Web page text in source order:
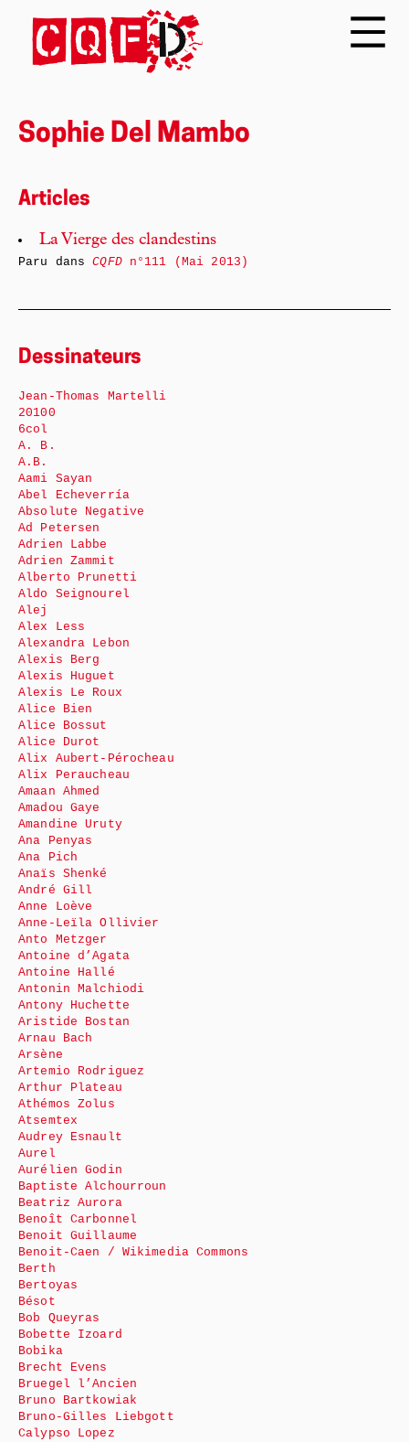
Sophie Del Mambo
Articles
La Vierge des clandestins
Paru dansCQFDn°111 (Mai 2013)
Dessinateurs
Jean-Thomas Martelli
20100
6col
A. B.
A.B.
Aami Sayan
Abel Echeverría
Absolute Negative
Ad Petersen
Adrien Labbe
Adrien Zammit
Alberto Prunetti
Aldo Seignourel
Alej
Alex Less
Alexandra Lebon
Alexis Berg
Alexis Huguet
Alexis Le Roux
Alice Bien
Alice Bossut
Alice Durot
Alix Aubert-Pérocheau
Alix Peraucheau
Amaan Ahmed
Amadou Gaye
Amandine Uruty
Ana Penyas
Ana Pich
Anaïs Shenké
André Gill
Anne Loève
Anne-Leïla Ollivier
Anto Metzger
Antoine d’Agata
Antoine Hallé
Antonin Malchiodi
Antony Huchette
Aristide Bostan
Arnau Bach
Arsène
Artemio Rodriguez
Arthur Plateau
Athémos Zolus
Atsemtex
Audrey Esnault
Aurel
Aurélien Godin
Baptiste Alchourroun
Beatriz Aurora
Benoît Carbonnel
Benoit Guillaume
Benoit-Caen / Wikimedia Commons
Berth
Bertoyas
Bésot
Bob Queyras
Bobette Izoard
Bobika
Brecht Evens
Bruegel l’Ancien
Bruno Bartkowiak
Bruno-Gilles Liebgott
Calypso Lopez